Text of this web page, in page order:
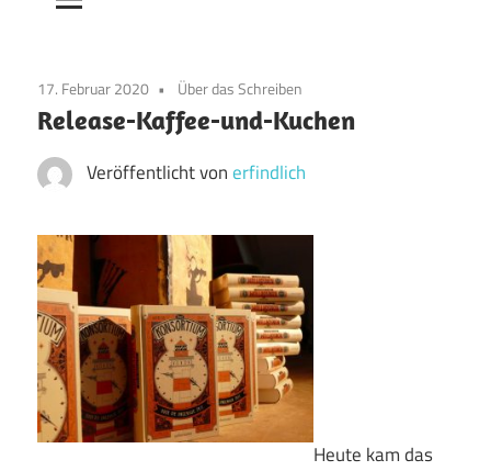
17. Februar 2020 Über das Schreiben
Release-Kaffee-und-Kuchen
Veröffentlicht vonerfindlich
Heute kam das